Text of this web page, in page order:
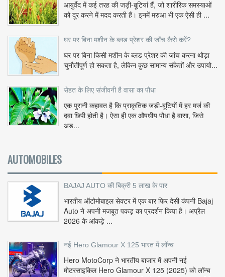
आयुर्वेद में कई तरह की जड़ी-बूटियां हैं, जो शारीरिक समस्याओं
को दूर करने में मदद करती हैं। इनमें मरुआ भी एक ऐसी ही ...
घर पर बिना मशीन के ब्लड प्रेशर की जाँच कैसे करें?
घर पर बिना किसी मशीन के ब्लड प्रेशर की जांच करना थोड़ा
चुनौतीपूर्ण हो सकता है, लेकिन कुछ सामान्य संकेतों और उपायो...
सेहत के लिए संजीवनी है वासा का पौधा
एक पुरानी कहावत है कि प्राकृतिक जड़ी-बूटियों में हर मर्ज की
दवा छिपी होती है। ऐसा ही एक औषधीय पौधा है वासा, जिसे
अड...
AUTOMOBILES
BAJAJ AUTO की बिक्री 5 लाख के पार
भारतीय ऑटोमोबाइल सेक्टर में एक बार फिर देसी कंपनी Bajaj
Auto ने अपनी मजबूत पकड़ का प्रदर्शन किया है। अप्रैल
2026 के आंकड़े ...
नई Hero Glamour X 125 भारत में लॉन्च
Hero MotoCorp ने भारतीय बाजार में अपनी नई
मोटरसाइकिल Hero Glamour X 125 (2025) को लॉन्च